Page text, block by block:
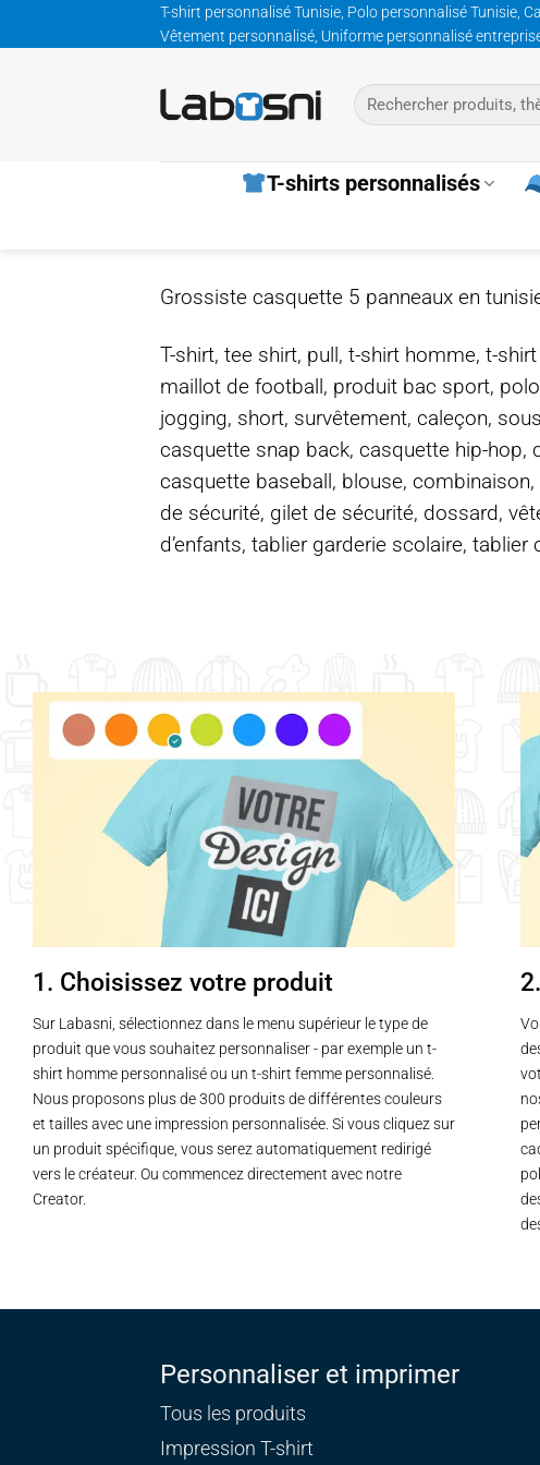
au
T-shirt personnalisé Tunisie, Polo personnalisé Tunisie,
Vêtement personnalisé, Uniforme personnalisé
Recherche
pour :
T-shirts personnalisés
Grossiste casquette 5 panneaux en
T-shirt, tee shirt, pull, t-shirt homme, t-
maillot de football, produit bac sport,
jogging, short, survêtement, caleçon,
casquette snap back, casquette hip-hop,
casquette baseball, blouse,
de sécurité, gilet de sécurité, dossard,
d’enfants, tablier garderie scolaire, tablier
1. Choisissez votre produit
Sur Labasni, sélectionnez dans le menu supérieur le type de
produit que vous souhaitez personnaliser - par exemple un t-
shirt homme personnalisé ou un t-shirt femme personnalisé.
Nous proposons plus de 300 produits de différentes couleurs
et tailles avec une impression personnalisée. Si vous cliquez sur
un produit spécifique, vous serez automatiquement redirigé
vers le créateur. Ou commencez directement avec notre
Creator.
Personnaliser et imprimer
Tous les produits
Impression T-shirt